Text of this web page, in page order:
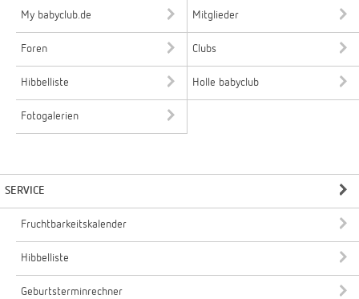
My babyclub.de Mitglieder
Foren Clubs
Hibbelliste Holle babyclub
Fotogalerien
SERVICE
Fruchtbarkeitskalender
Hibbelliste
Geburtsterminrechner